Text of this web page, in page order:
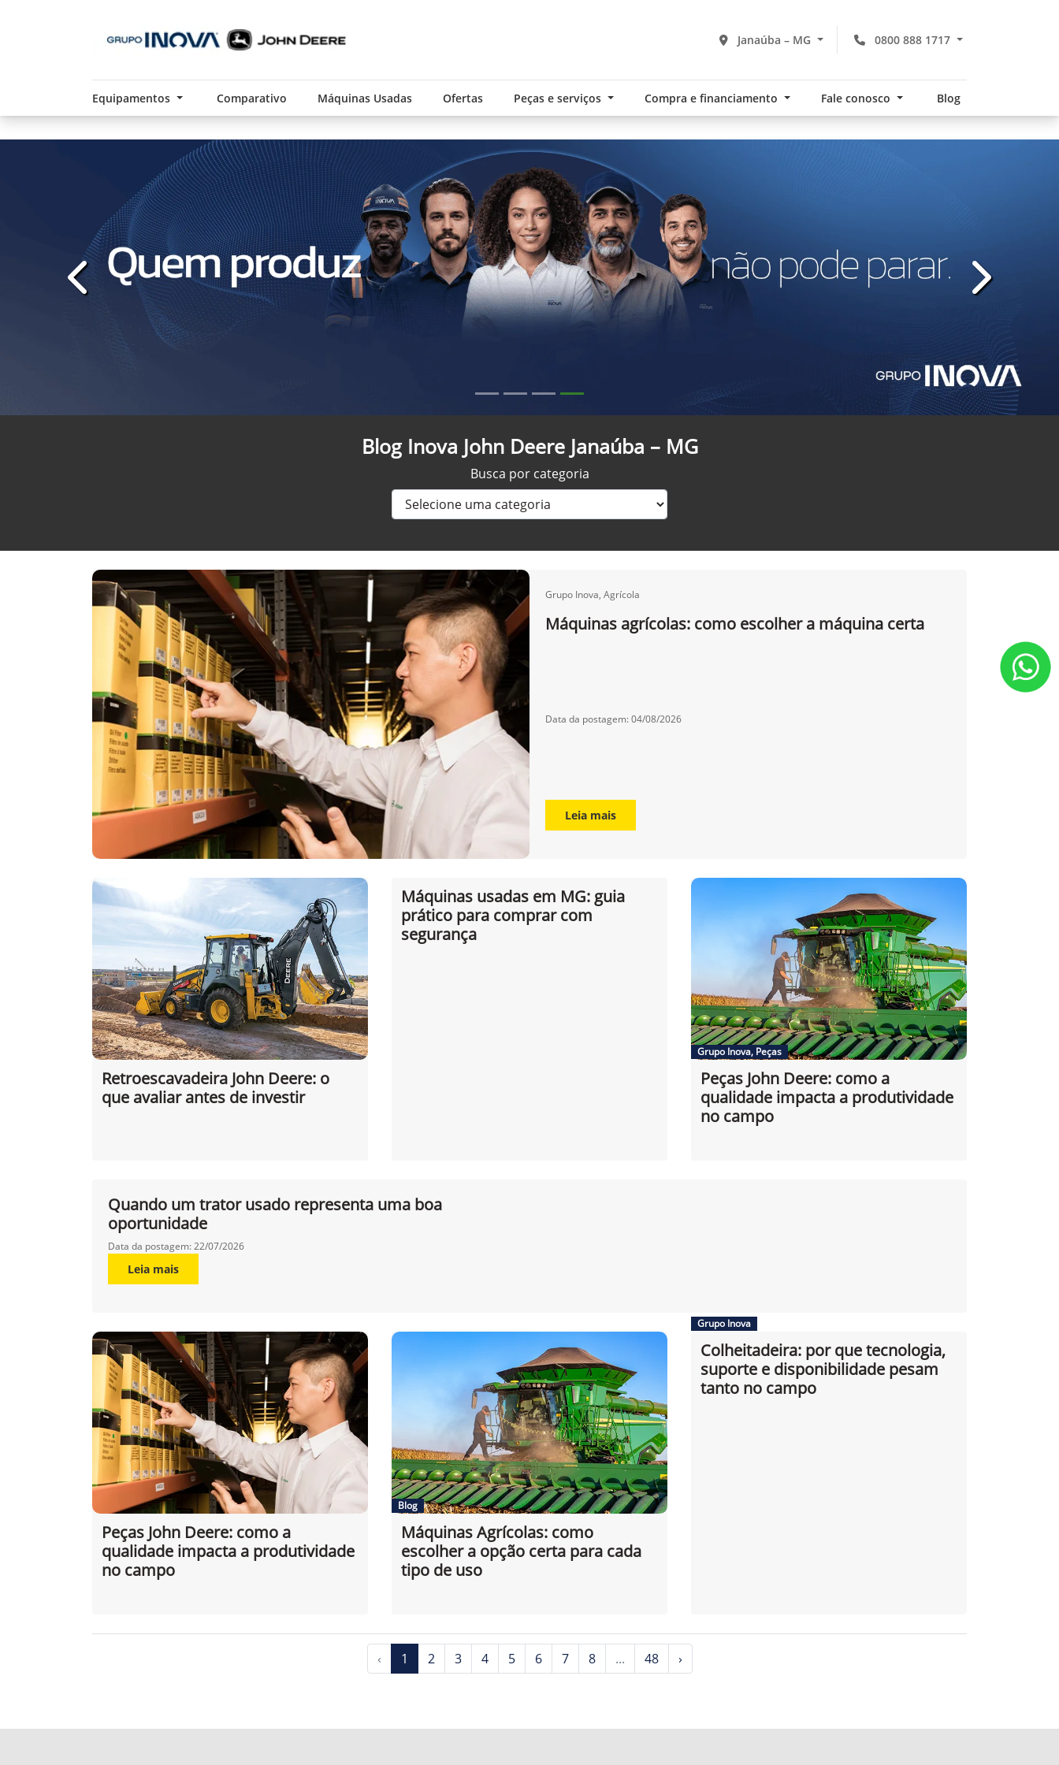
0800 888 1717
Janaúba – MG
Equipamentos Comparativo Máquinas Usadas Ofertas Peças e serviços Compra e financiamento Fale conosco Blog
templates.template-01.components.carousel.texts.control_prev
Blog Inova John Deere Janaúba – MG
Busca por categoria
Grupo Inova, Agrícola
Máquinas agrícolas: como escolher a máquina certa
Leia mais
Data da postagem: 04/08/2026
Retroescavadeira John Deere: o
que avaliar antes de investir
Máquinas usadas em MG: guia
prático para comprar com
segurança
Grupo Inova, Peças
Peças John Deere: como a
qualidade impacta a produtividade
no campo
Quando um trator usado representa uma boa
oportunidade
Leia mais
Data da postagem: 22/07/2026
Peças John Deere: como a
qualidade impacta a produtividade
no campo
Blog
Máquinas Agrícolas: como
escolher a opção certa para cada
tipo de uso
Grupo Inova
Colheitadeira: por que tecnologia,
suporte e disponibilidade pesam
tanto no campo
‹ 1 2 3 4 5 6 7 8 ... 48 ›